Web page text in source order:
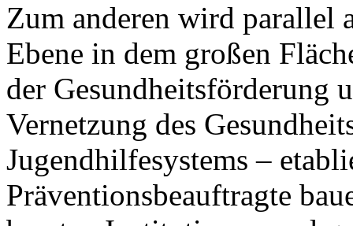
Zum anderen wird parallel
Ebene in dem großen
der Gesundheitsförderung
Vernetzung des
Jugendhilfesystems –
Präventionsbeauftragte